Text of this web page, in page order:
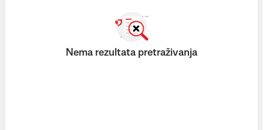
Nema rezultata pretraživanja